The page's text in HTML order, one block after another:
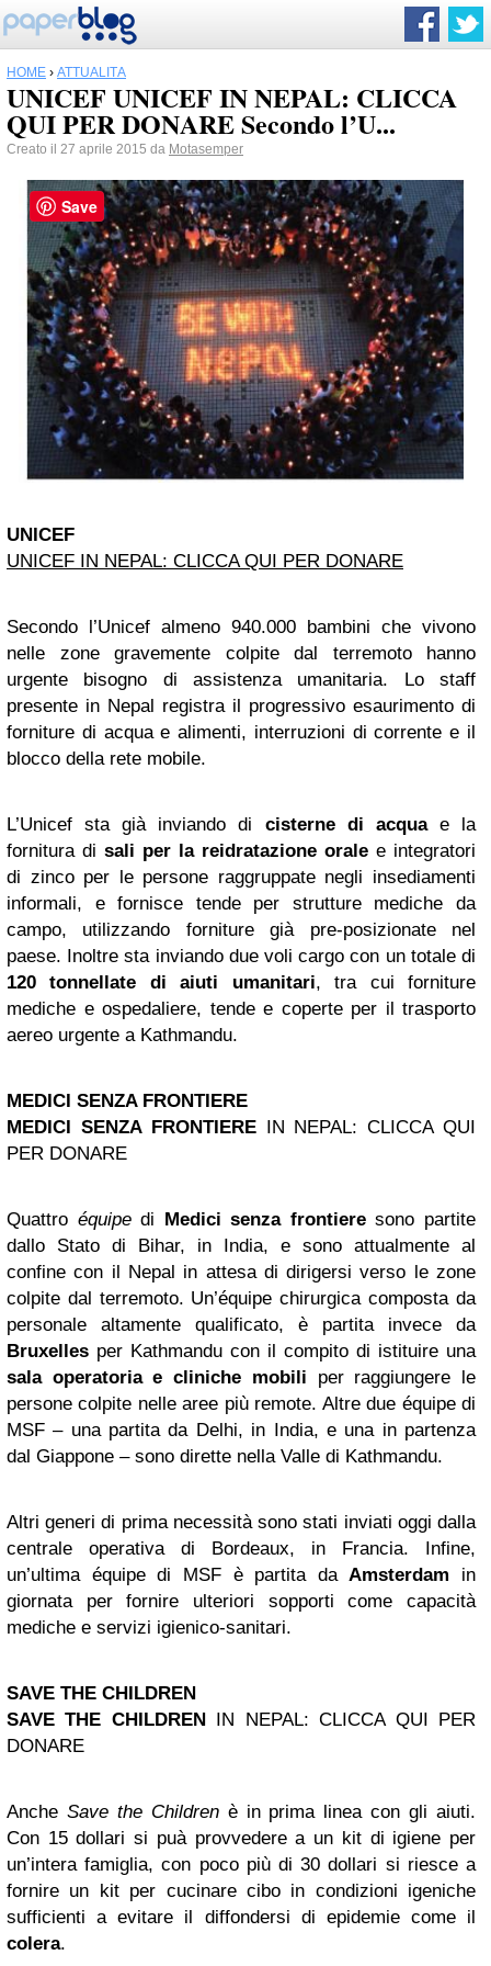
HOME › ATTUALITÀ
UNICEF UNICEF IN NEPAL: CLICCA
QUI PER DONARE Secondo l’U...
Creato il 27 aprile 2015 da Motasemper
UNICEF
UNICEF IN NEPAL: CLICCA QUI PER DONARE
Secondo l’Unicef almeno 940.000 bambini che vivono
nelle zone gravemente colpite dal terremoto hanno
urgente bisogno di assistenza umanitaria. Lo staff
presente in Nepal registra il progressivo esaurimento di
forniture di acqua e alimenti, interruzioni di corrente e il
blocco della rete mobile.
L’Unicef sta già inviando di cisterne di acquae la
fornitura di sali per la reidratazione orale e integratori
di zinco per le persone raggruppate negli insediamenti
informali, e fornisce tende per strutture mediche da
campo, utilizzando forniture già pre-posizionate nel
paese. Inoltre sta inviando due voli cargo con un totale di
120 tonnellate di aiuti umanitari, tra cui forniture
mediche e ospedaliere, tende e coperte per il trasporto
aereo urgente a Kathmandu.
MEDICI SENZA FRONTIERE
MEDICI SENZA FRONTIEREIN NEPAL: CLICCA QUI
PER DONARE
Quattro équipedi Medici senza frontieresono partite
dallo Stato di Bihar, in India, e sono attualmente al
confine con il Nepal in attesa di dirigersi verso le zone
colpite dal terremoto. Un’équipe chirurgica composta da
personale altamente qualificato, è partita invece da
Bruxelles per Kathmandu con il compito di istituire una
sala operatoria e cliniche mobili per raggiungere le
persone colpite nelle aree più remote. Altre due équipe di
MSF – una partita da Delhi, in India, e una in partenza
dal Giappone – sono dirette nella Valle di Kathmandu.
Altri generi di prima necessità sono stati inviati oggi dalla
centrale operativa di Bordeaux, in Francia. Infine,
un’ultima équipe di MSF è partita da Amsterdam in
giornata per fornire ulteriori sopporti come capacità
mediche e servizi igienico-sanitari.
SAVE THE CHILDREN
SAVE THE CHILDRENIN NEPAL: CLICCA QUI PER
DONARE
Anche Save the Childrenè in prima linea con gli aiuti.
Con 15 dollari si puà provvedere a un kit di igiene per
un’intera famiglia, con poco più di 30 dollari si riesce a
fornire un kit per cucinare cibo in condizioni igeniche
sufficienti a evitare il diffondersi di epidemie come il
colera.
Save